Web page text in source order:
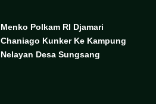
Menko Polkam RI Djamari
Chaniago Kunker Ke Kampung
Nelayan Desa Sungsang